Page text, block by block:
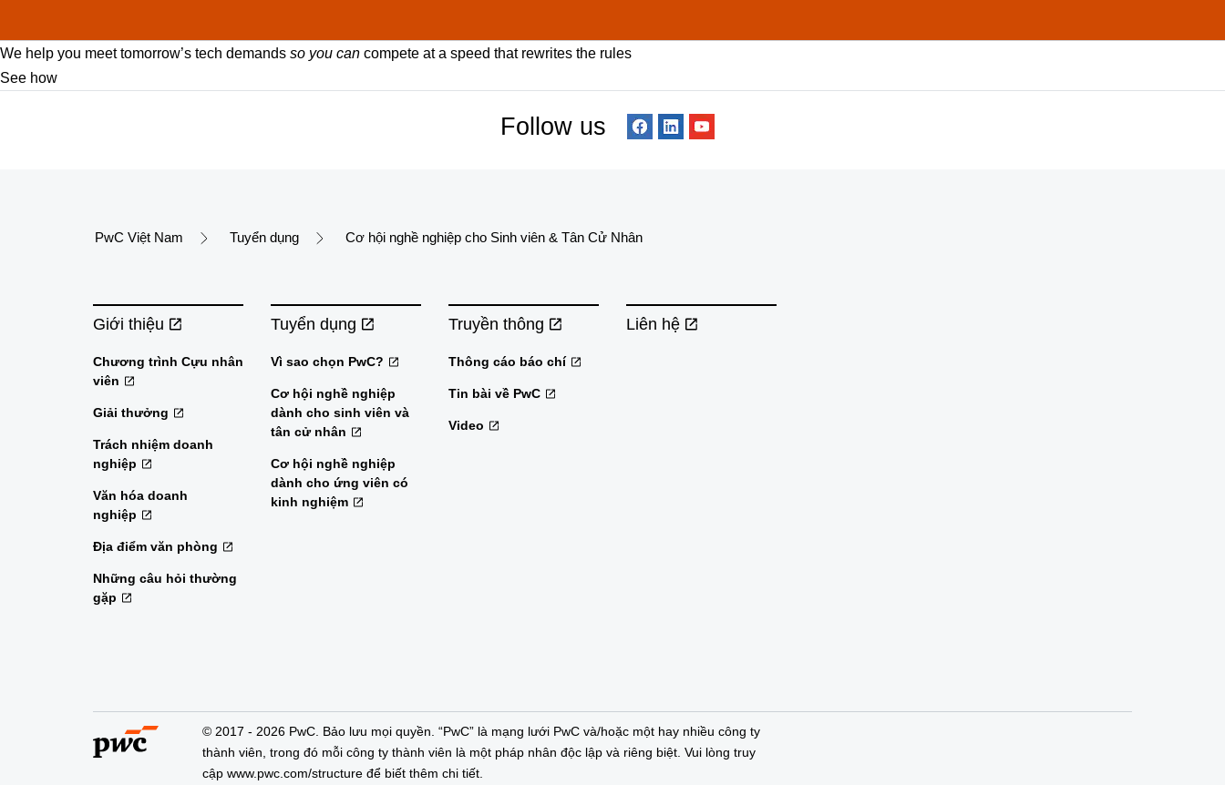
We help you meet tomorrow’s tech demands so you can compete at a speed that rewrites the rules
See how
Follow us
PwC Việt Nam Tuyển dụng Cơ hội nghề nghiệp cho Sinh viên & Tân Cử Nhân
Giới thiệu
Chương trình Cựu nhân
viên
Giải thưởng
Trách nhiệm doanh
nghiệp
Văn hóa doanh
nghiệp
Địa điểm văn phòng
Những câu hỏi thường
gặp
Tuyển dụng
Vì sao chọn PwC?
Cơ hội nghề nghiệp
dành cho sinh viên và
tân cử nhân
Cơ hội nghề nghiệp
dành cho ứng viên có
kinh nghiệm
Truyền thông
Thông cáo báo chí
Tin bài về PwC
Video
Liên hệ
© 2017 - 2026 PwC. Bảo lưu mọi quyền. “PwC” là mạng lưới PwC và/hoặc một hay nhiều công ty
thành viên, trong đó mỗi công ty thành viên là một pháp nhân độc lập và riêng biệt. Vui lòng truy
cập www.pwc.com/structure để biết thêm chi tiết.